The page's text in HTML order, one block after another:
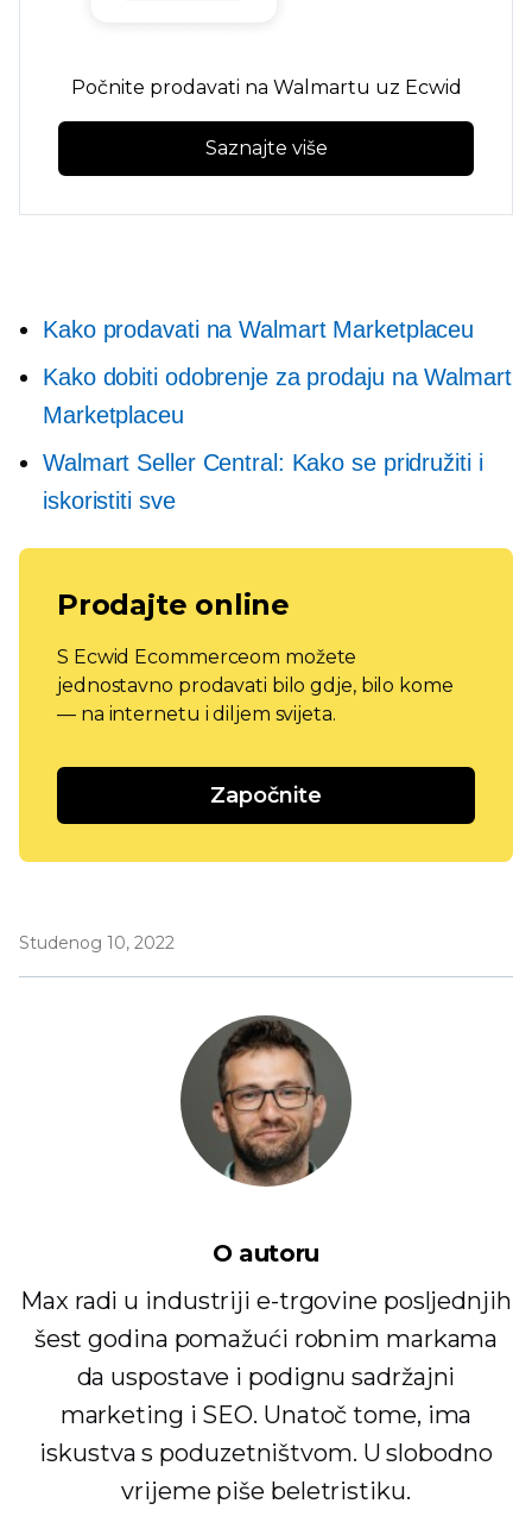
Počnite prodavati na Walmartu uz Ecwid
Saznajte više
Kako prodavati na Walmart Marketplaceu
Kako dobiti odobrenje za prodaju na Walmart
Marketplaceu
Walmart Seller Central: Kako se pridružiti i
iskoristiti sve
Prodajte online
S Ecwid Ecommerceom možete
jednostavno prodavati bilo gdje, bilo kome
— na internetu i diljem svijeta.
Započnite
Studenog 10, 2022
O autoru
Max radi u industriji e-trgovine posljednjih
šest godina pomažući robnim markama
da uspostave i podignu sadržajni
marketing i SEO. Unatoč tome, ima
iskustva s poduzetništvom. U slobodno
vrijeme piše beletristiku.